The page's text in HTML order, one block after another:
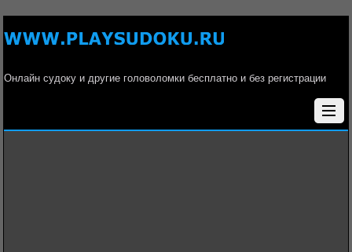
Онлайн судоку и другие головоломки бесплатно и без регистрации